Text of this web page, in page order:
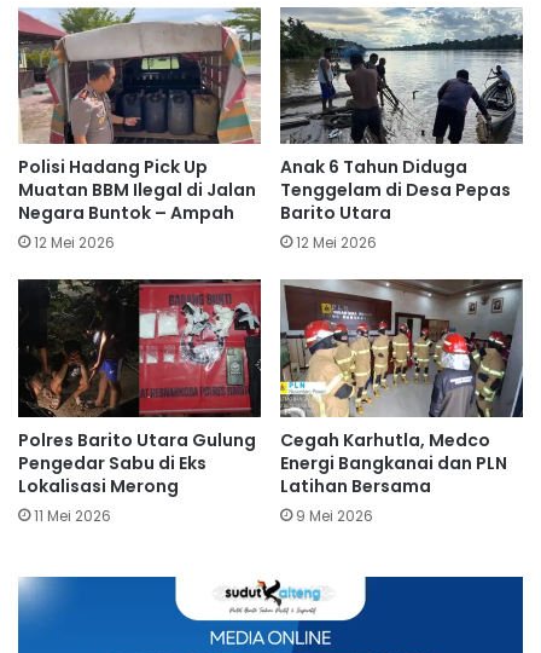
Polisi Hadang Pick Up
Muatan BBM Ilegal di Jalan
Negara Buntok – Ampah
12 Mei 2026
Anak 6 Tahun Diduga
Tenggelam di Desa Pepas
Barito Utara
12 Mei 2026
Polres Barito Utara Gulung
Pengedar Sabu di Eks
Lokalisasi Merong
11 Mei 2026
Cegah Karhutla, Medco
Energi Bangkanai dan PLN
Latihan Bersama
9 Mei 2026